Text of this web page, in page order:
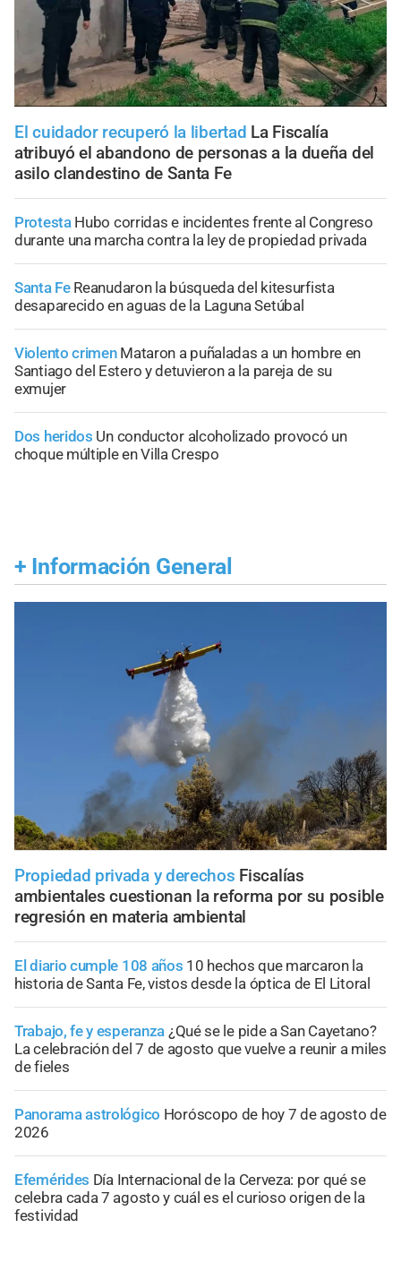
El cuidador recuperó la libertad La Fiscalía
atribuyó el abandono de personas a la dueña del
asilo clandestino de Santa Fe
Protesta Hubo corridas e incidentes frente al Congreso
durante una marcha contra la ley de propiedad privada
Santa Fe Reanudaron la búsqueda del kitesurfista
desaparecido en aguas de la Laguna Setúbal
Violento crimen Mataron a puñaladas a un hombre en
Santiago del Estero y detuvieron a la pareja de su
exmujer
Dos heridos Un conductor alcoholizado provocó un
choque múltiple en Villa Crespo
+ Información General
Propiedad privada y derechos Fiscalías
ambientales cuestionan la reforma por su posible
regresión en materia ambiental
El diario cumple 108 años 10 hechos que marcaron la
historia de Santa Fe, vistos desde la óptica de El Litoral
Trabajo, fe y esperanza ¿Qué se le pide a San Cayetano?
La celebración del 7 de agosto que vuelve a reunir a miles
de fieles
Panorama astrológico Horóscopo de hoy 7 de agosto de
2026
Efemérides Día Internacional de la Cerveza: por qué se
celebra cada 7 agosto y cuál es el curioso origen de la
festividad